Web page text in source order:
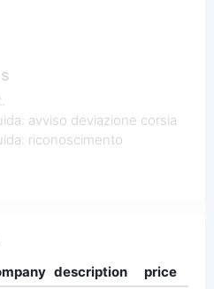
avviso deviazione corsia
riconoscimento
description
price